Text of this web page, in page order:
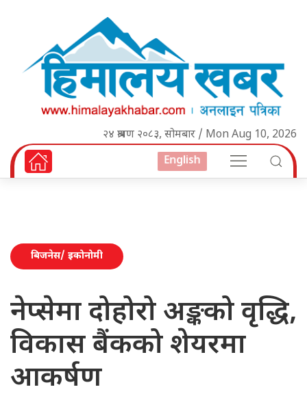
२४ श्रावण २०८३, सोमबार / Mon Aug 10, 2026
English
बिजनेस/ इकोनोमी
नेप्सेमा दोहोरो अङ्कको वृद्धि,
विकास बैंकको शेयरमा
आकर्षण